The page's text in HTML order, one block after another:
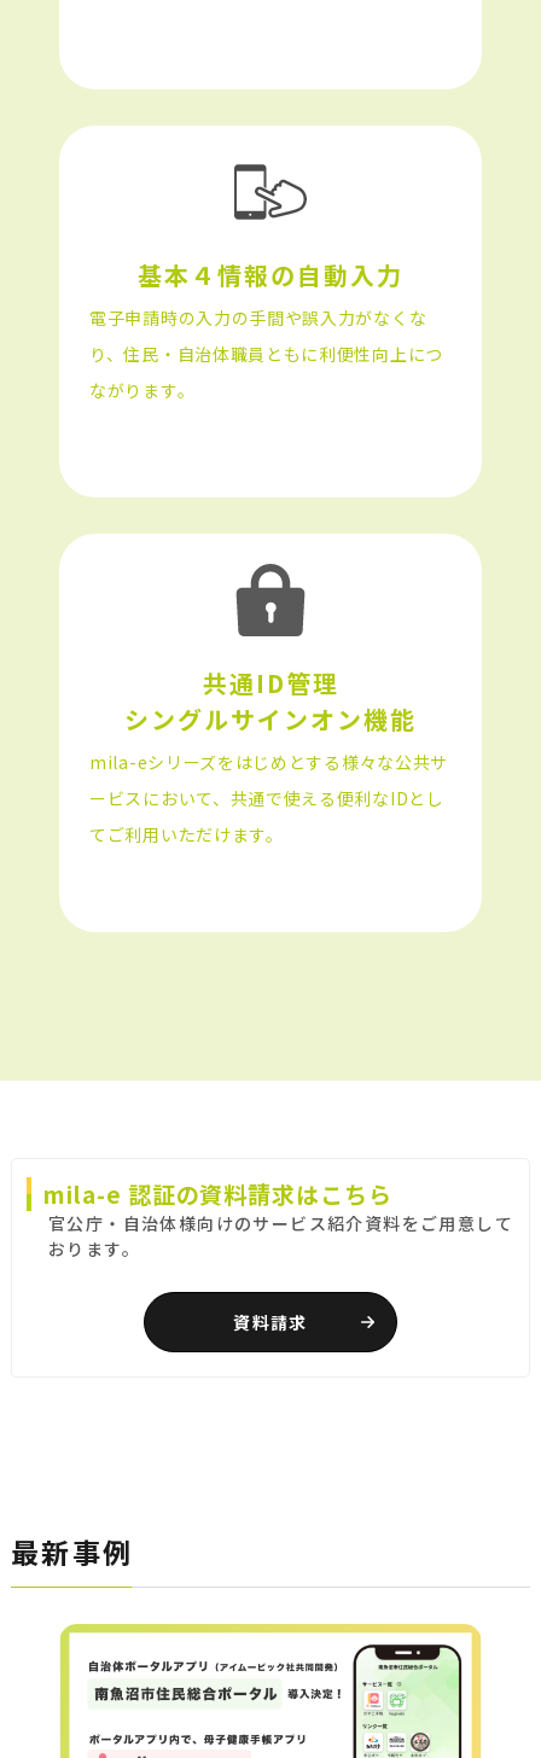
基本４情報の自動入力
電子申請時の入力の手間や誤入力がなくな
り、住民・自治体職員ともに利便性向上につ
ながります。
共通ID管理
シングルサインオン機能
mila-eシリーズをはじめとする様々な公共サ
ービスにおいて、共通で使える便利なIDとし
てご利用いただけます。
mila-e 認証の資料請求はこちら
官公庁・自治体様向けのサービス紹介資料をご用意して
おります。
資料請求
最新事例